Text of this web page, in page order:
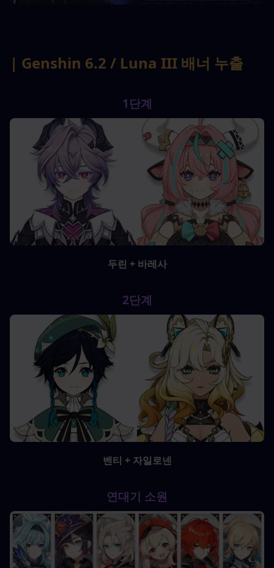
| Genshin 6.2 / Luna III 배너 누출
1단계
두린 + 바레사
2단계
벤티 + 자일로넨
연대기 소원